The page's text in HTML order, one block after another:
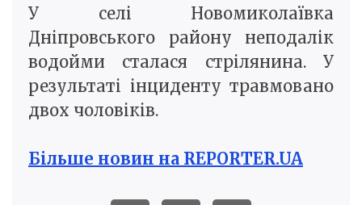
У селі Новомиколаївка
Дніпровського району неподалік
водойми сталася стрілянина. У
результаті інциденту травмовано
двох чоловіків.
Більше новин на REPORTER.UA